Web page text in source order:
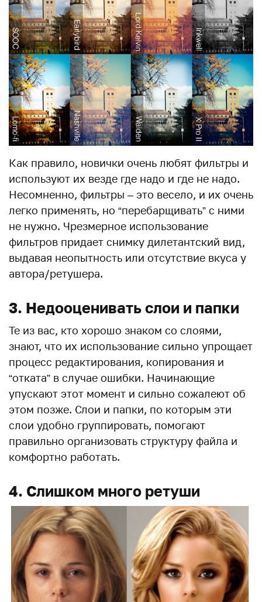
Как правило, новички очень любят фильтры и
используют их везде где надо и где не надо.
Несомненно, фильтры – это весело, и их очень
легко применять, но “перебарщивать” с ними
не нужно. Чрезмерное использование
фильтров придает снимку дилетантский вид,
выдавая неопытность или отсутствие вкуса у
автора/ретушера.
3. Недооценивать слои и папки
Те из вас, кто хорошо знаком со слоями,
знают, что их использование сильно упрощает
процесс редактирования, копирования и
“отката” в случае ошибки. Начинающие
упускают этот момент и сильно сожалеют об
этом позже. Слои и папки, по которым эти
слои удобно группировать, помогают
правильно организовать структуру файла и
комфортно работать.
4. Слишком много ретуши